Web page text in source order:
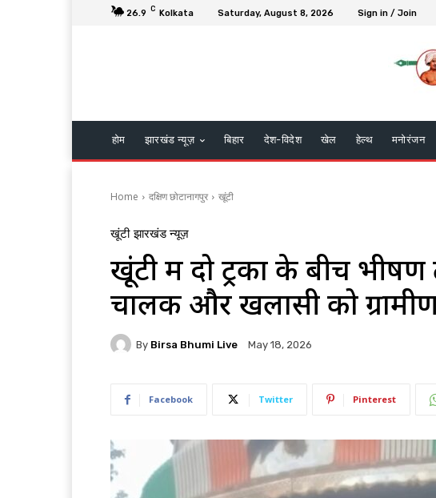
26.9 C Kolkata Saturday, August 8, 2026 Sign in / Join
होम झारखंड न्यूज़ बिहार देश-विदेश खेल हेल्थ मनोरंजन
Home दक्षिण छोटानागपुर खूंटी
खूंटी झारखंड न्यूज़
खूंटी में दो ट्रकों के बीच
चालक और खलासी को
By Birsa Bhumi Live May 18, 2026
Facebook Twitter Pinterest